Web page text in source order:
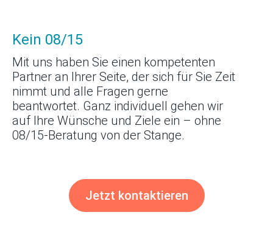
Kein 08/15
Mit uns haben Sie einen kompetenten
Partner an Ihrer Seite, der sich für Sie Zeit
nimmt und alle Fragen gerne
beantwortet. Ganz individuell gehen wir
auf Ihre Wünsche und Ziele ein – ohne
08/15-Beratung von der Stange.
Jetzt kontaktieren